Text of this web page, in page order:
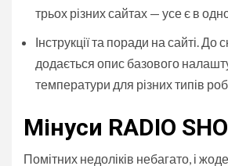
трьох різних сайтах — усе є в
Інструкції та поради на сайті. До
додається опис базового
температури для різних типів
Мінуси RADIO
Помітних недоліків небагато, і